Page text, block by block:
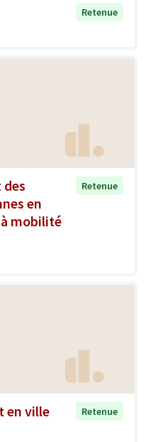
Retenue
des
en
mobilité
Retenue
en ville
Retenue